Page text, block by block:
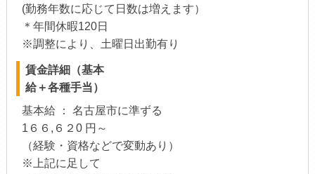
(勤務年数に応じて日数は増えます）
＊年間休暇120日
※調整により、土曜日出勤有り
賃金詳細（基本
給＋各種手当）
基本給 ： 名古屋市に準ずる
1６６,６２0 円～
（経験・資格などで変動あり）
※上記に足して